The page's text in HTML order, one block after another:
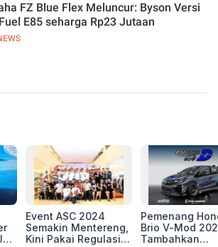
FZ Blue Flex Meluncur: Byson Versi
E85 seharga Rp23 Jutaan
Event ASC 2024
Semakin Mentereng,
Kini Pakai Regulasi
Pemenang
Brio V-Mod
Tambahkan